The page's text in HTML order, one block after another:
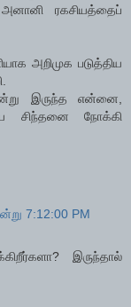
ரகசியத்தைப்
அறிமுக படுத்திய
இருந்த என்னை,
சிந்தனை நோக்கி
7:12:00 PM
இருந்தால்